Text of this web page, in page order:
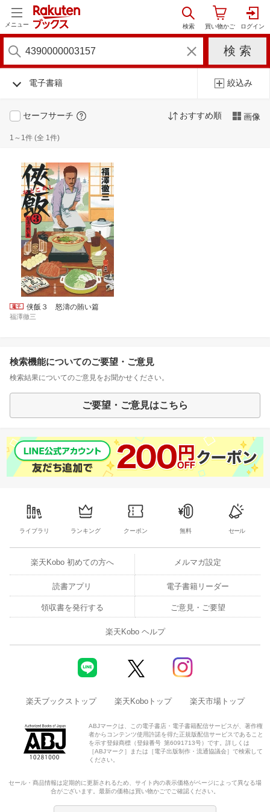
メニュー
電子書籍 絞込み
セーフサーチ おすすめ順 画像
1～1件 (全 1件)
侠飯３ 怒濤の賄い篇
福澤徹三
検索機能についてのご要望・ご意見
検索結果についてのご意見をお聞かせください。
ご要望・ご意見はこちら
ライブラリ ランキング クーポン 無料 セール
楽天Kobo 初めての方へ メルマガ設定
読書アプリ 電子書籍リーダー
領収書を発行する ご意見・ご要望
楽天Kobo ヘルプ
楽天ブックストップ 楽天Koboトップ 楽天市場トップ
ABJマークは、この電子書店・電子書籍配信サービスが、著作権
者からコンテンツ使用許諾を得た正規版配信サービスであること
を示す登録商標（登録番号 第6091713号）です。詳しくは
［ABJマーク］または［電子出版制作・流通協議会］で検索して
ください。
セール・商品情報は定期的に更新されるため、サイト内の表示価格がページによって異なる場
合がございます。最新の価格は買い物かごでご確認ください。